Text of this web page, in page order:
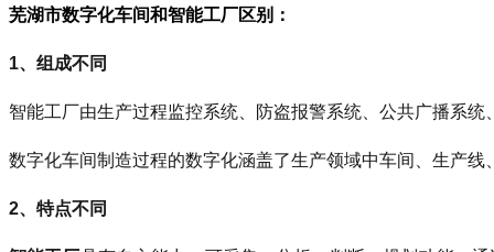
芜湖市数字化车间和智能工厂区别：
1、组成不同
智能工厂由生产过程监控系统、防盗报警系统、公共广播系
数字化车间制造过程的数字化涵盖了生产领域中车间、生产
2、特点不同